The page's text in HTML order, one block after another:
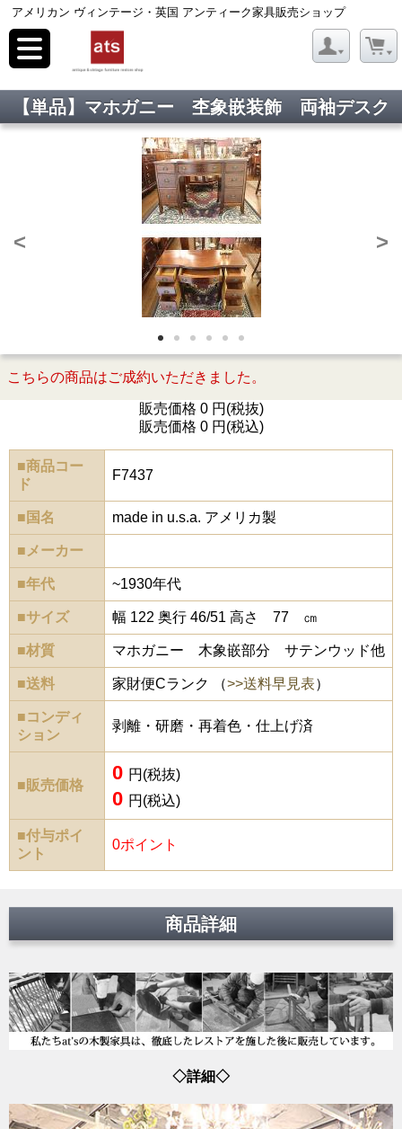
アメリカン ヴィンテージ・英国 アンティーク家具販売ショップ
toggle
navigation
【単品】マホガニー 杢象嵌装飾 両袖デスク
< >
こちらの商品はご成約いただきました。
販売価格 0 円(税抜)
販売価格 0 円(税込)
■商品コー
ド
F7437
■国名 made in u.s.a. アメリカ製
■メーカー
■年代 ~1930年代
■サイズ 幅 122 奥行 46/51 高さ 77 ㎝
■材質 マホガニー 木象嵌部分 サテンウッド他
■送料 家財便Cランク （>>送料早見表）
■コンディ
ション
剥離・研磨・再着色・仕上げ済
■販売価格
0 円(税抜)
0 円(税込)
■付与ポイ
ント
0ポイント
商品詳細
◇詳細◇